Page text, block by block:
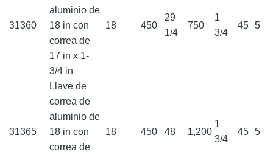
31360
aluminio de
18 in con
correa de
17 in x 1-
3/4 in
18 450
29
1/4
750
1
3/4
45 5
31365
Llave de
correa de
aluminio de
18 in con
correa de
18 450 48 1,200
1
3/4
45 5